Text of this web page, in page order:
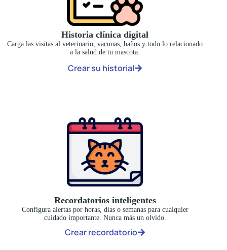
Historia clínica digital
Carga las visitas al veterinario, vacunas, baños y todo lo relacionado
a la salud de tu mascota.
Crear su historial
Recordatorios inteligentes
Configura alertas por horas, días o semanas para cualquier
cuidado importante. Nunca más un olvido.
Crear recordatorio